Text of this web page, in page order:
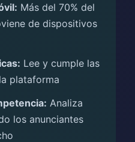
Más del 70% del
de dispositivos
Lee y cumple las
plataforma
Analiza
los anunciantes